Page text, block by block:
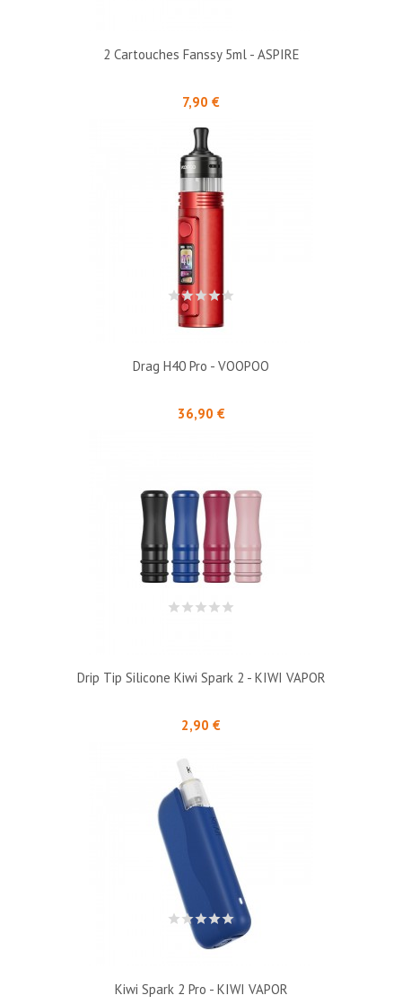
2 Cartouches Fanssy 5ml - ASPIRE
7,90 €
Drag H40 Pro - VOOPOO
36,90 €Prix
Drip Tip Silicone Kiwi Spark 2 - KIWI VAPOR
2,90 €
Kiwi Spark 2 Pro - KIWI VAPOR